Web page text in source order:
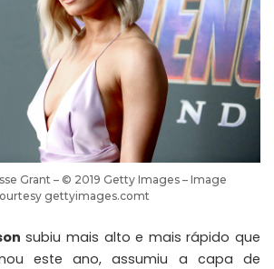
Grant – © 2019 Getty Images – Image
gettyimages.comt
subiu mais alto e mais rápido que
este ano, assumiu a capa de